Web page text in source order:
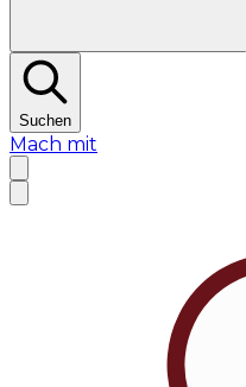
Suchen
Mach mit